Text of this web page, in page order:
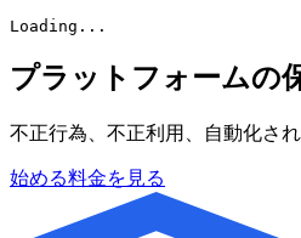
Loading...
プラットフォームの
不正行為、不正利用、自動化さ
始める料金を見る